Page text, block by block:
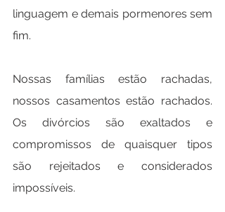
linguagem e demais pormenores sem
fim.
Nossas famílias estão rachadas,
nossos casamentos estão rachados.
Os divórcios são exaltados e
compromissos de quaisquer tipos
são rejeitados e considerados
impossíveis.